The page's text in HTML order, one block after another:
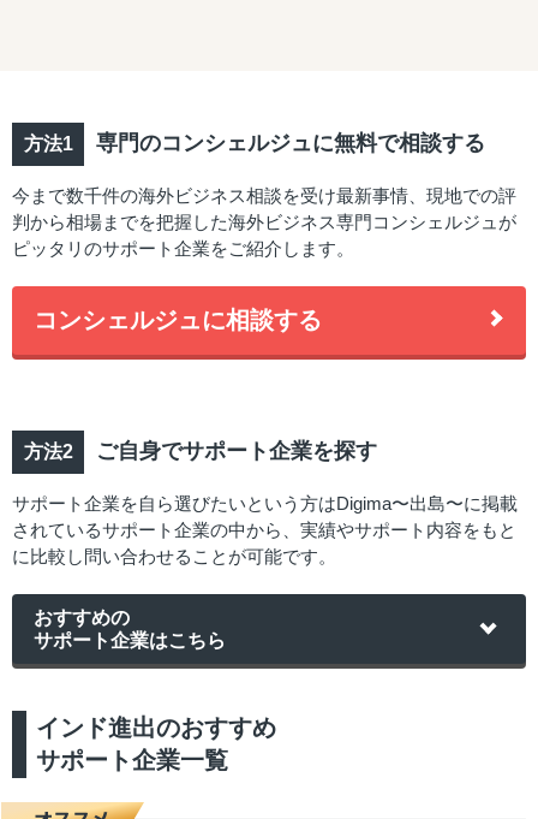
専門のコンシェルジュに無料で相談する
今まで数千件の海外ビジネス相談を受け最新事情、現地での評
判から相場までを把握した海外ビジネス専門コンシェルジュが
ピッタリのサポート企業をご紹介します。
コンシェルジュに相談する
ご自身でサポート企業を探す
サポート企業を自ら選びたいという方はDigima〜出島〜に掲載
されているサポート企業の中から、実績やサポート内容をもと
に比較し問い合わせることが可能です。
おすすめの
サポート企業はこちら
インド進出のおすすめ
サポート企業一覧